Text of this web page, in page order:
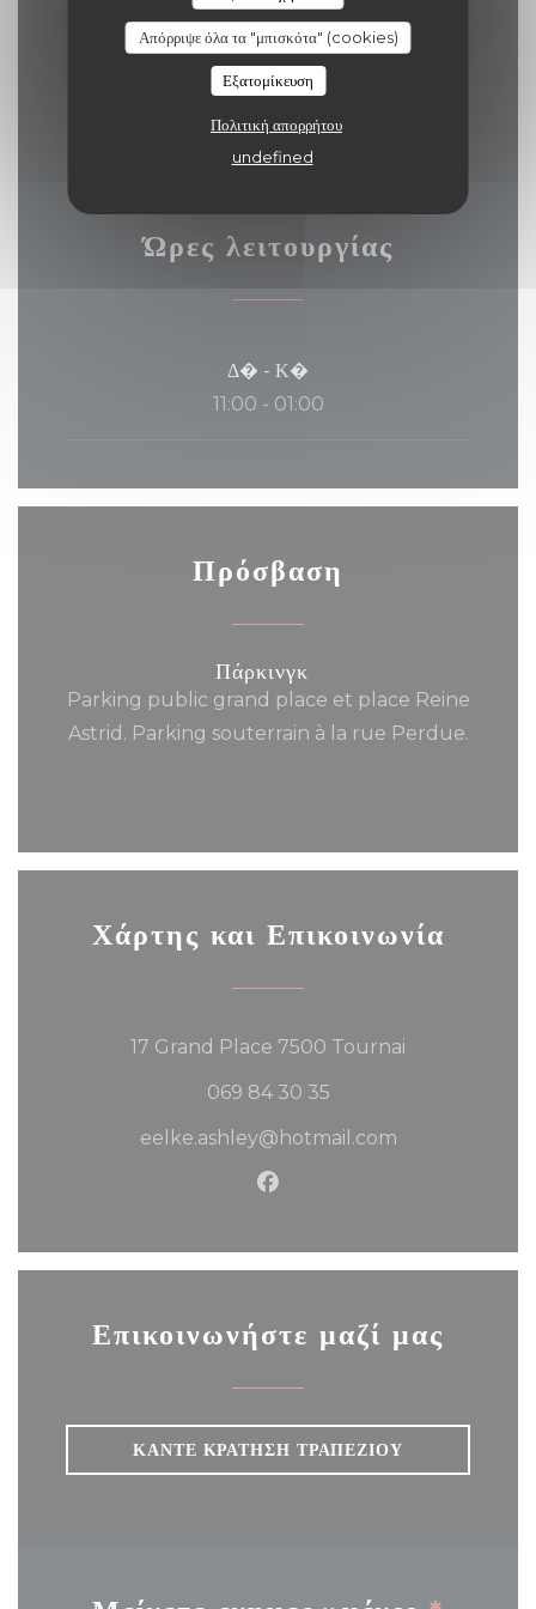
Απόρριψε όλα τα "μπισκότα" (cookies)
Εξατομίκευση
Πολιτική απορρήτου
undefined
CashBancontact / Mister Cash, Visa, Το
εστιατόριο TitresΤο εστιατόριο Titres,
Μουσικοδιδάσκαλος, Eurocard / Mastercard,
Μετρητά, Χρεωστική κάρτα
Ώρες λειτουργίας
Δ� - Κ�
11:00 - 01:00
Πρόσβαση
Πάρκινγκ
Parking public grand place et place Reine
Astrid. Parking souterrain à la rue Perdue.
Χάρτης και Επικοινωνία
17 Grand Place 7500 Tournai
069 84 30 35
eelke.ashley@hotmail.com
Facebook ((ανοίγει σε νέο
Επικοινωνήστε μαζί μας
ΚΆΝΤΕ ΚΡΆΤΗΣΗ ΤΡΑΠΕΖΙΟΎ